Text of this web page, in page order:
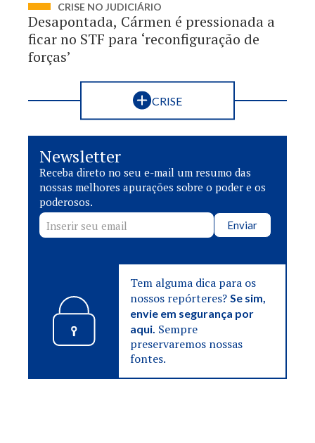
CRISE NO JUDICIÁRIO
Desapontada, Cármen é pressionada a
ficar no STF para ‘reconfiguração de
forças’
CRISE
Newsletter
Receba direto no seu e-mail um resumo das
nossas melhores apurações sobre o poder e os
poderosos.
Enviar
Tem alguma dica para os
nossos repórteres?Se sim,
envie em segurança por
aqui. Sempre
preservaremos nossas
fontes.